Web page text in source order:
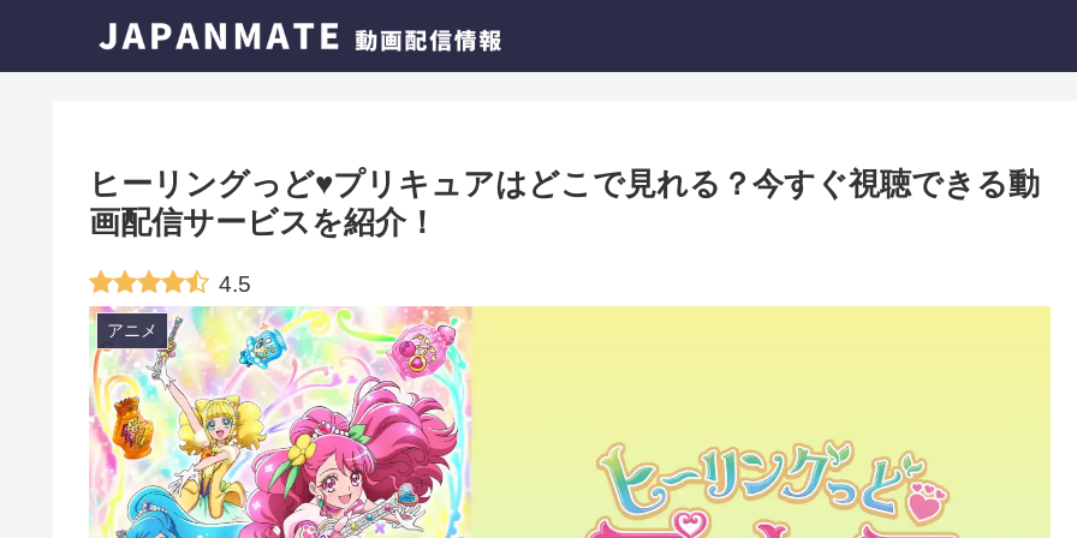
ヒーリングっど♥プリキュアはどこで見れる？今すぐ視聴できる動
画配信サービスを紹介！
4.5
アニメ